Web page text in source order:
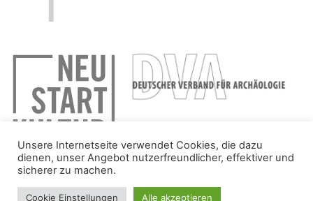
Unsere Internetseite verwendet Cookies, die dazu
dienen, unser Angebot nutzerfreundlicher, effektiver und
sicherer zu machen.
Cookie Einstellungen Alle akzeptieren